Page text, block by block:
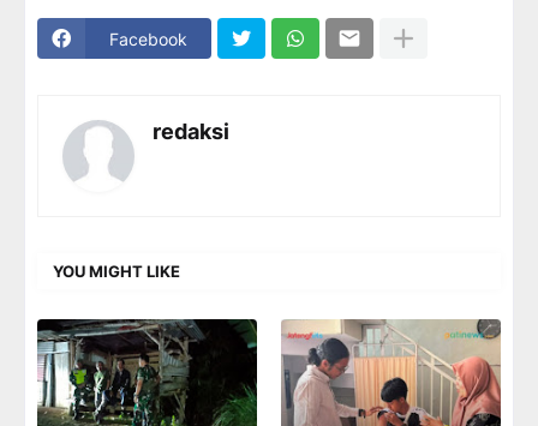
Facebook
redaksi
YOU MIGHT LIKE